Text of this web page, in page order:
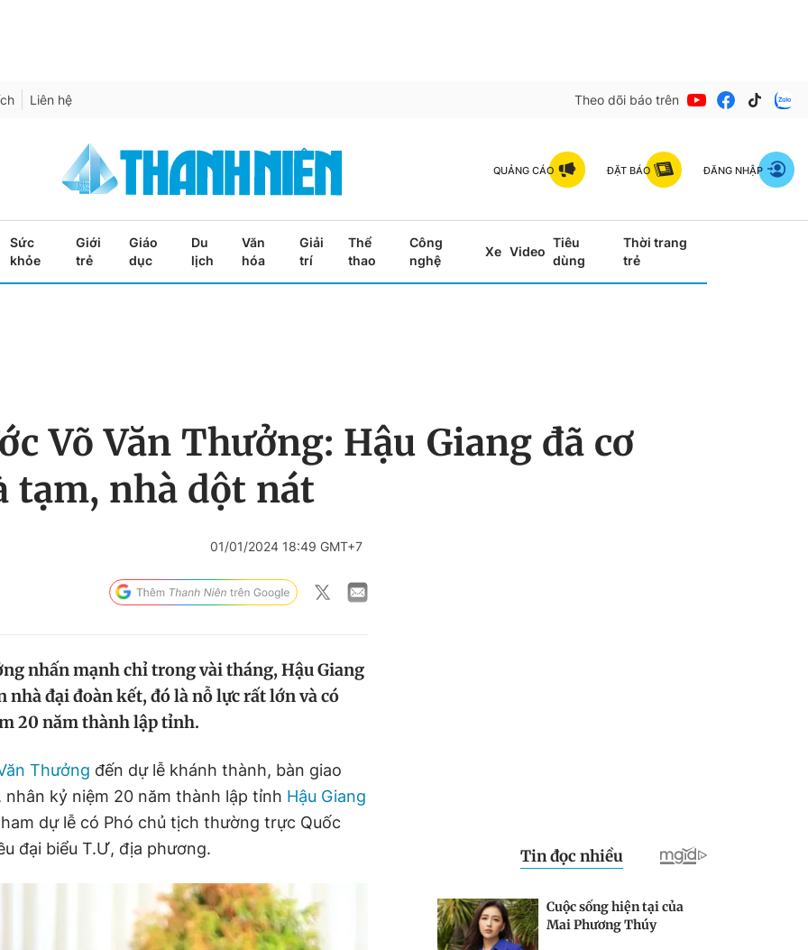
Liên hệ Theo dõi báo trên
QUẢNG CÁO ĐẶT BÁO ĐĂNG NHẬP
Sức
khỏe
Giới
trẻ
Giáo
dục
Du
lịch
Văn
hóa
Giải
trí
Thể
thao
Công
nghệ
Xe Video
Tiêu
dùng
Thời trang
trẻ
Võ Văn Thưởng: Hậu Giang đã cơ
tạm, nhà dột nát
01/01/2024 18:49 GMT+7
nhấn mạnh chỉ trong vài tháng, Hậu Giang
nhà đại đoàn kết, đó là nỗ lực rất lớn và có
20 năm thành lập tỉnh.
Thưởng đến dự lễ khánh thành, bàn giao
kỷ niệm 20 năm thành lập tỉnh Hậu Giang
dự lễ có Phó chủ tịch thường trực Quốc
đại biểu T.Ư, địa phương.